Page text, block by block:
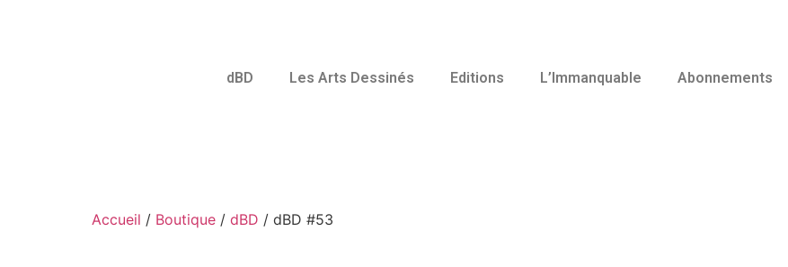
dBD Les Arts Dessinés Editions L’Immanquable Abonnements
Accueil / Boutique / dBD / dBD #53